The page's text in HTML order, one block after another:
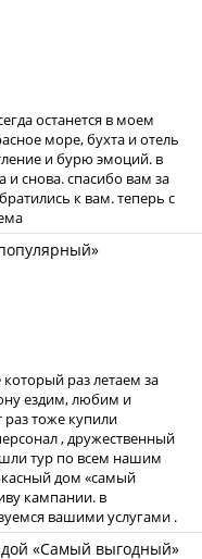
останется в моем
море, бухта и отель
и бурю эмоций. в
и снова. спасибо вам за
к вам. теперь с
раз летаем за
ездим, любим и
раз тоже купили
, дружественный
тур по всем нашим
дом «самый
кампании. в
вашими услугами .